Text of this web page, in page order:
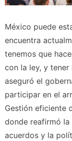
México puede
encuentra
tenemos que
con la ley, y
aseguró el
participar en el
Gestión eficiente
donde reafirmó
acuerdos y la